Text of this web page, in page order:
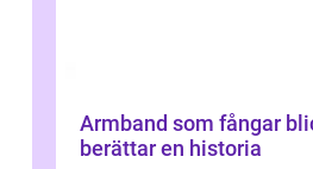
Armband som fångar
berättar en historia